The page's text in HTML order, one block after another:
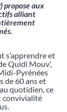
propose aux
alliant
s’apprendre et
Quidi Mouv’,
Pyrénées
de 60 ans et
quotidien, ce
convivialité